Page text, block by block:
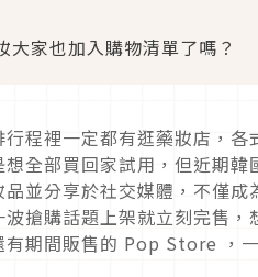
大家也加入購物清單了嗎？
程裡一定都有逛藥妝店，
全部買回家試用，但近期
並分享於社交媒體，不僅
搶購話題上架就立刻完售
期間販售的 Pop Store ，